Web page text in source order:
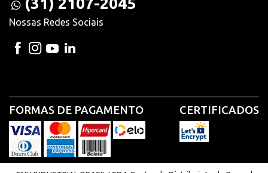
(31) 2107-2045
Nossas Redes Sociais
FORMAS DE PAGAMENTO CERTIFICADOS